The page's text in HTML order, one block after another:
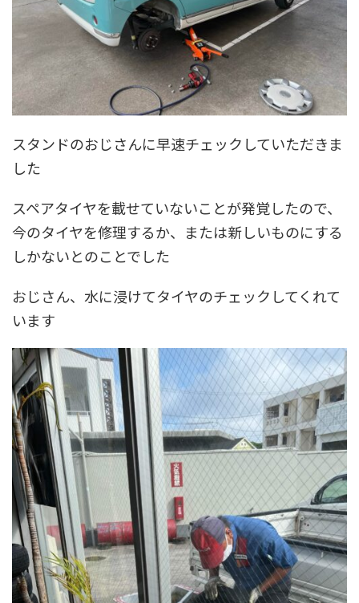
スタンドのおじさんに早速チェックしていただきま
した
スペアタイヤを載せていないことが発覚したので、
今のタイヤを修理するか、または新しいものにする
しかないとのことでした
おじさん、水に浸けてタイヤのチェックしてくれて
います